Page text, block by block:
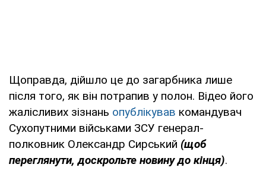
Щоправда, дійшло це до загарбника лише
після того, як він потрапив у полон. Відео його
жалісливих зізнань опублікував командувач
Сухопутними військами ЗСУ генерал-
полковник Олександр Сирський (щоб
переглянути, доскрольте новину до кінця).